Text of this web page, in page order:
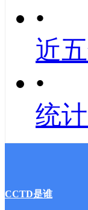
•
近
•
统
CCTD是谁